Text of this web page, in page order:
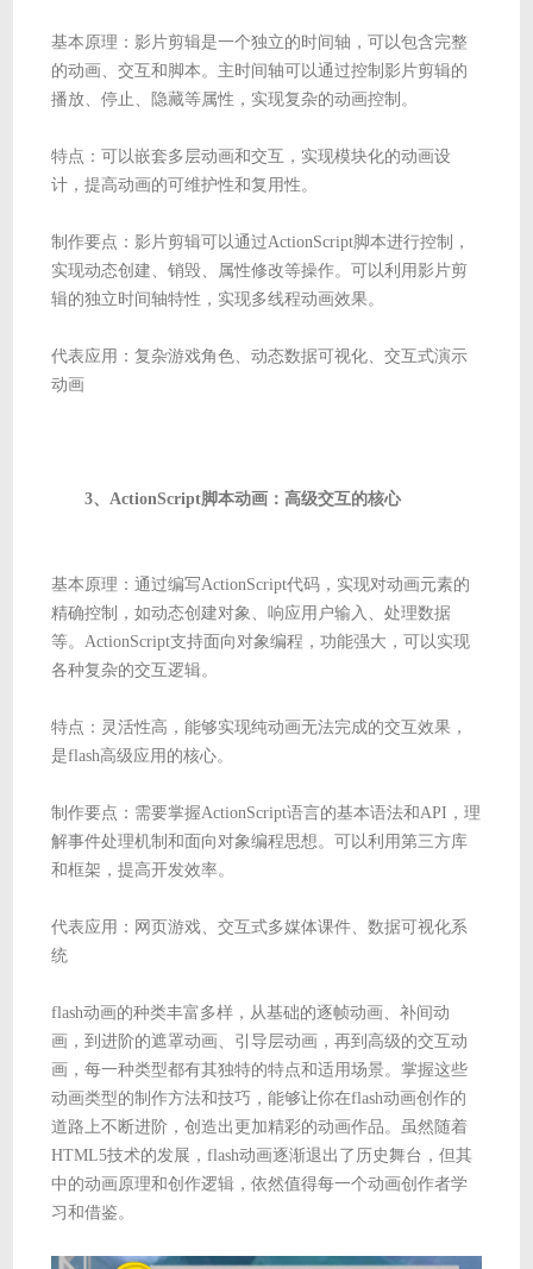
基本原理：影片剪辑是一个独立的时间轴，可以包含完整
的动画、交互和脚本。主时间轴可以通过控制影片剪辑的
播放、停止、隐藏等属性，实现复杂的动画控制。
特点：可以嵌套多层动画和交互，实现模块化的动画设
计，提高动画的可维护性和复用性。
制作要点：影片剪辑可以通过ActionScript脚本进行控制，
实现动态创建、销毁、属性修改等操作。可以利用影片剪
辑的独立时间轴特性，实现多线程动画效果。
代表应用：复杂游戏角色、动态数据可视化、交互式演示
动画
3、ActionScript脚本动画：高级交互的核心
基本原理：通过编写ActionScript代码，实现对动画元素的
精确控制，如动态创建对象、响应用户输入、处理数据
等。ActionScript支持面向对象编程，功能强大，可以实现
各种复杂的交互逻辑。
特点：灵活性高，能够实现纯动画无法完成的交互效果，
是flash高级应用的核心。
制作要点：需要掌握ActionScript语言的基本语法和API，理
解事件处理机制和面向对象编程思想。可以利用第三方库
和框架，提高开发效率。
代表应用：网页游戏、交互式多媒体课件、数据可视化系
统
flash动画的种类丰富多样，从基础的逐帧动画、补间动
画，到进阶的遮罩动画、引导层动画，再到高级的交互动
画，每一种类型都有其独特的特点和适用场景。掌握这些
动画类型的制作方法和技巧，能够让你在flash动画创作的
道路上不断进阶，创造出更加精彩的动画作品。虽然随着
HTML5技术的发展，flash动画逐渐退出了历史舞台，但其
中的动画原理和创作逻辑，依然值得每一个动画创作者学
习和借鉴。